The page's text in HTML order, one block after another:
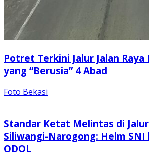
Potret Terkini Jalur Jalan
yang “Berusia” 4 Abad
Foto Bekasi
Standar Ketat Melintas di
Siliwangi-Narogong: Helm SNI
ODOL